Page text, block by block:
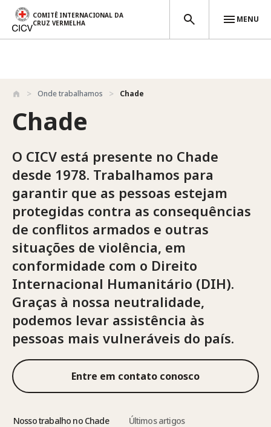
Passar para o conteúdo principal
COMITÊ INTERNACIONAL DA
CRUZ VERMELHA
MENU
Onde trabalhamos Chade
Chade
O CICV está presente no Chade
desde 1978. Trabalhamos para
garantir que as pessoas estejam
protegidas contra as consequências
de conflitos armados e outras
situações de violência, em
conformidade com o Direito
Internacional Humanitário (DIH).
Graças à nossa neutralidade,
podemos levar assistência às
pessoas mais vulneráveis do país.
Entre em contato conosco
Nosso trabalho no Chade Últimos artigos